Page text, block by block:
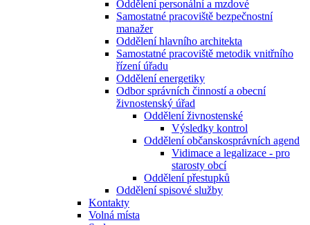
Oddělení personální a mzdové
Samostatné pracoviště bezpečnostní
manažer
Oddělení hlavního architekta
Samostatné pracoviště metodik vnitřního
řízení úřadu
Oddělení energetiky
Odbor správních činností a obecní
živnostenský úřad
Oddělení živnostenské
Výsledky kontrol
Oddělení občanskosprávních agend
Vidimace a legalizace - pro
starosty obcí
Oddělení přestupků
Oddělení spisové služby
Kontakty
Volná místa